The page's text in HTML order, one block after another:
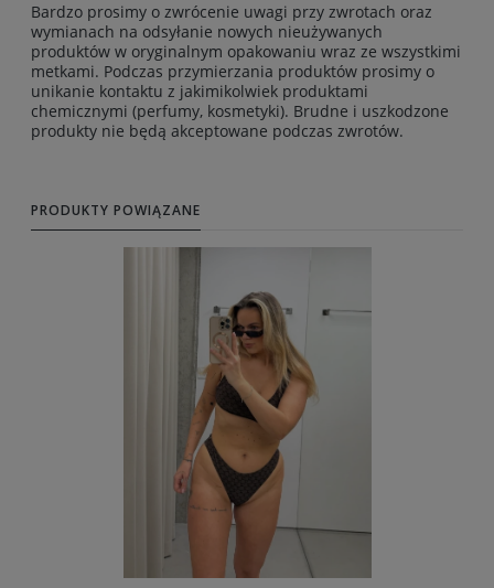
Bardzo prosimy o zwrócenie uwagi przy zwrotach oraz
wymianach na odsyłanie nowych nieużywanych
produktów w oryginalnym opakowaniu wraz ze wszystkimi
metkami. Podczas przymierzania produktów prosimy o
unikanie kontaktu z jakimikolwiek produktami
chemicznymi (perfumy, kosmetyki). Brudne i uszkodzone
produkty nie będą akceptowane podczas zwrotów.
PRODUKTY POWIĄZANE